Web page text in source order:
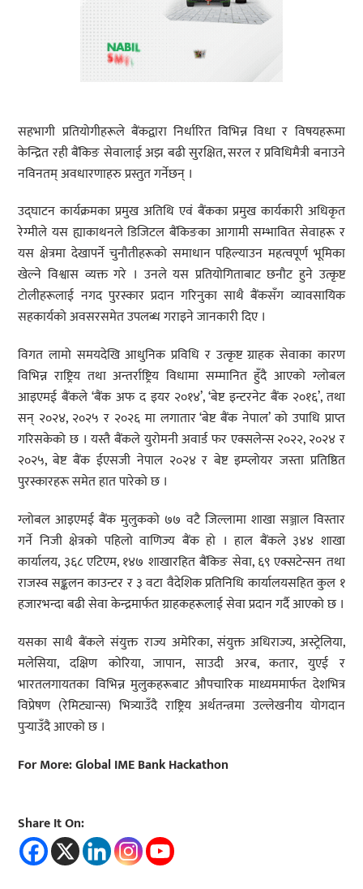
सहभागी प्रतियोगीहरूले बैंकद्वारा निर्धारित विभिन्न विधा र विषयहरूमा
केन्द्रित रही बैंकिङ सेवालाई अझ बढी सुरक्षित, सरल र प्रविधिमैत्री बनाउने
नविनतम् अवधारणाहरु प्रस्तुत गर्नेछन् ।
उद्घाटन कार्यक्रमका प्रमुख अतिथि एवं बैंकका प्रमुख कार्यकारी अधिकृत
रेग्मीले यस ह्याकाथनले डिजिटल बैंकिङका आगामी सम्भावित सेवाहरू र
यस क्षेत्रमा देखापर्ने चुनौतीहरूको समाधान पहिल्याउन महत्वपूर्ण भूमिका
खेल्ने विश्वास व्यक्त गरे । उनले यस प्रतियोगिताबाट छनौट हुने उत्कृष्ट
टोलीहरूलाई नगद पुरस्कार प्रदान गरिनुका साथै बैंकसँग व्यावसायिक
सहकार्यको अवसरसमेत उपलब्ध गराइने जानकारी दिए ।
विगत लामो समयदेखि आधुनिक प्रविधि र उत्कृष्ट ग्राहक सेवाका कारण
विभिन्न राष्ट्रिय तथा अन्तर्राष्ट्रिय विधामा सम्मानित हुँदै आएको ग्लोबल
आइएमई बैंकले ‘बैंक अफ द इयर २०१४’, ‘बेष्ट इन्टरनेट बैंक २०१६’, तथा
सन् २०२४, २०२५ र २०२६ मा लगातार ‘बेष्ट बैंक नेपाल’ को उपाधि प्राप्त
गरिसकेको छ । यस्तै बैंकले युरोमनी अवार्ड फर एक्सलेन्स २०२२, २०२४ र
२०२५, बेष्ट बैंक ईएसजी नेपाल २०२४ र बेष्ट इम्प्लोयर जस्ता प्रतिष्ठित
पुरस्कारहरू समेत हात पारेको छ ।
ग्लोबल आइएमई बैंक मुलुकको ७७ वटै जिल्लामा शाखा सञ्जाल विस्तार
गर्ने निजी क्षेत्रको पहिलो वाणिज्य बैंक हो । हाल बैंकले ३४४ शाखा
कार्यालय, ३६८ एटिएम, १४७ शाखारहित बैंकिङ सेवा, ६९ एक्सटेन्सन तथा
राजस्व सङ्कलन काउन्टर र ३ वटा वैदेशिक प्रतिनिधि कार्यालयसहित कुल १
हजारभन्दा बढी सेवा केन्द्रमार्फत ग्राहकहरूलाई सेवा प्रदान गर्दै आएको छ ।
यसका साथै बैंकले संयुक्त राज्य अमेरिका, संयुक्त अधिराज्य, अस्ट्रेलिया,
मलेसिया, दक्षिण कोरिया, जापान, साउदी अरब, कतार, युएई र
भारतलगायतका विभिन्न मुलुकहरूबाट औपचारिक माध्यममार्फत देशभित्र
विप्रेषण (रेमिट्यान्स) भित्र्याउँदै राष्ट्रिय अर्थतन्त्रमा उल्लेखनीय योगदान
पुर्‍याउँदै आएको छ ।
For More: Global IME Bank Hackathon
Share It On: